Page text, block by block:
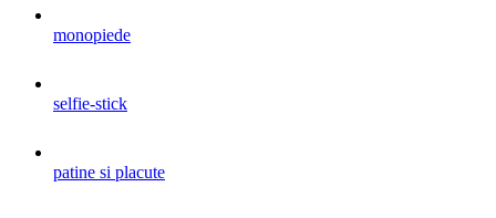
monopiede
selfie-stick
patine si placute